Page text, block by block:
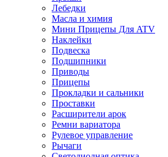
Лебедки
Масла и химия
Мини Прицепы Для ATV
Наклейки
Подвеска
Подшипники
Приводы
Прицепы
Прокладки и сальники
Проставки
Расширители арок
Ремни вариатора
Рулевое управление
Рычаги